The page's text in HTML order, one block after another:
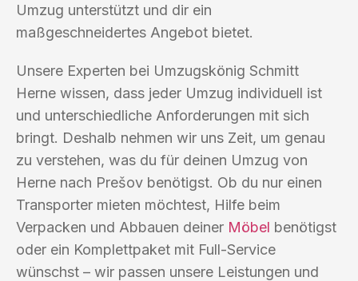
Umzug unterstützt und dir ein
maßgeschneidertes Angebot bietet.
Unsere Experten bei Umzugskönig Schmitt
Herne wissen, dass jeder Umzug individuell ist
und unterschiedliche Anforderungen mit sich
bringt. Deshalb nehmen wir uns Zeit, um genau
zu verstehen, was du für deinen Umzug von
Herne nach Prešov benötigst. Ob du nur einen
Transporter mieten möchtest, Hilfe beim
Verpacken und Abbauen deiner Möbel benötigst
oder ein Komplettpaket mit Full-Service
wünschst – wir passen unsere Leistungen und